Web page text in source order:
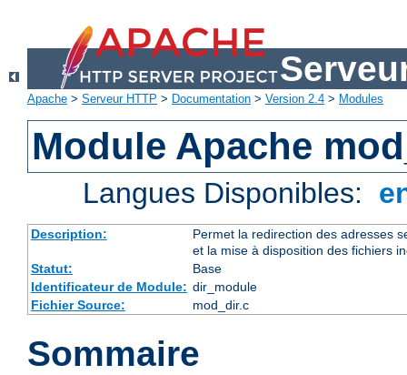
Apache > Serveur HTTP > Documentation > Version 2.4 > Modules
Module Apache
Langues Disponibles:
Description:
Permet la redirection des adresses
et la mise à disposition des fichiers
Statut:
Base
Identificateur de Module: dir_module
Fichier Source:
mod_dir.c
Sommaire